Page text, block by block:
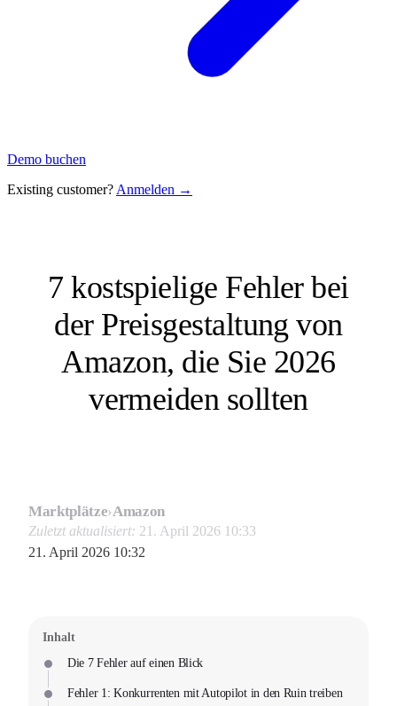
Demo buchen
Existing customer? Anmelden →
7 kostspielige Fehler bei
der Preisgestaltung von
Amazon, die Sie 2026
vermeiden sollten
Marktplätze›Amazon
Zuletzt aktualisiert: 21. April 2026 10:33
21. April 2026 10:32
Inhalt
Die 7 Fehler auf einen Blick
Fehler 1: Konkurrenten mit Autopilot in den Ruin treiben